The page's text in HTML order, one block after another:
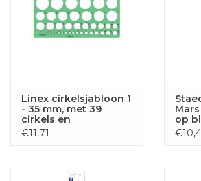
Linex cirkelsjabloon 1
- 35 mm, met 39
cirkels en
milimeteruitlijning
€11,71
op